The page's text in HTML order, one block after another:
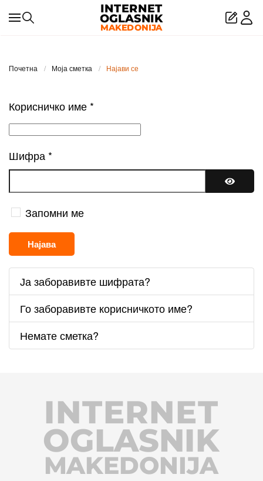
Skip to main content
Почетна Моја сметка Најави се
Корисничко име *
Шифра *
Запомни ме
Најава
Ја заборавивте шифрата?
Го заборавивте корисничкото име?
Немате сметка?
INTERNET
MAKEDONIJA
OGLASNIK